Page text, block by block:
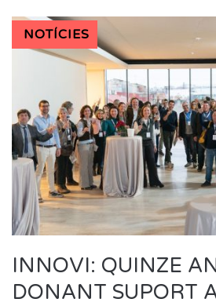
NOTÍCIES
INNOVI: QUINZE
DONANT SUPORT